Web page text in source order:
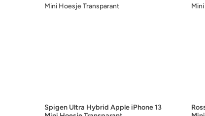
Spigen Ultra Hybrid Apple iPhone 13